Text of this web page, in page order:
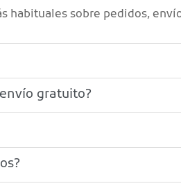
habituales sobre pedidos,
gratuito?